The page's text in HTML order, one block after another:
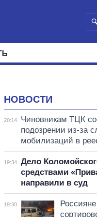
НОВОСТИ
20:14
Чиновникам ТЦК
подозрении из-за
мобилизаций в
19:34
Дело
средствами
направили в суд
19:30